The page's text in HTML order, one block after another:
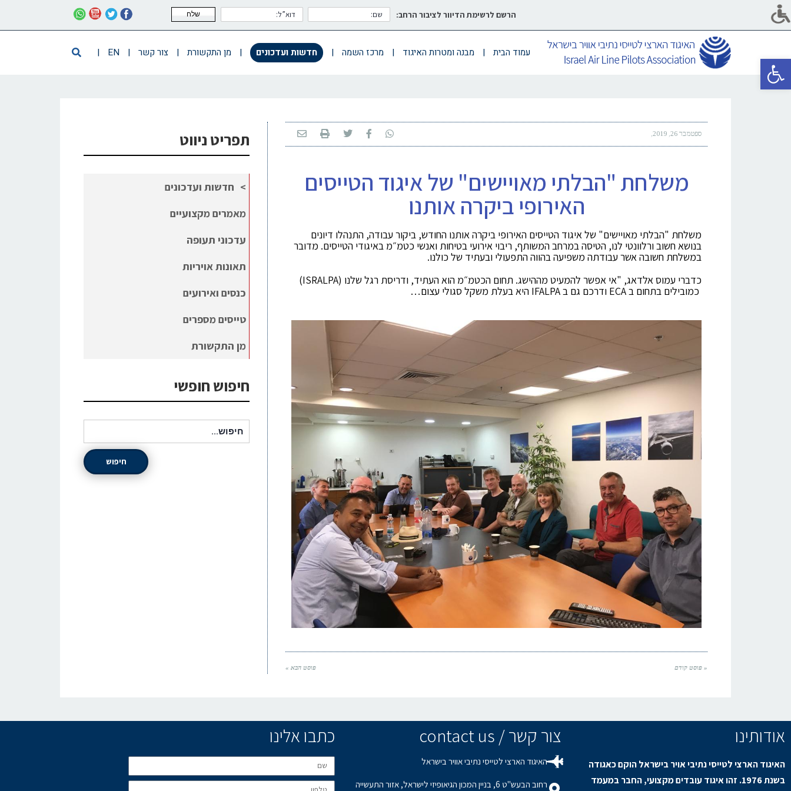
פתח סרגל נגישות
הרשם לרשימת הדיוור לציבור הרחב: שלח
עמוד הבית | מבנה ומטרות האיגוד | מרכז השמה | חדשות ועדכונים | מן התקשורת | צור קשר |
EN
|
ספטמבר 26, 2019
משלחת "הבלתי מאויישים" של איגוד הטייסים
האירופי ביקרה אותנו
משלחת "הבלתי מאויישים" של איגוד הטייסים האירופי ביקרה אותנו החודש, ביקור עבודה, התנהלו דיונים
בנושא חשוב ורלוונטי לנו, הטיסה במרחב המשותף, ריבוי אירועי בטיחות ואנשי כטמ״מ באיגודי הטייסים. מדובר
במשלחת חשובה אשר עבודתה משפיעה בהווה התפעולי ובעתיד של כולנו.
כדברי עמוס אלדאג, "אי אפשר להמעיט מההישג. תחום הכטמ״מ הוא העתיד, ודריסת רגל שלנו (ISRALPA
)
כמובילים בתחום בECA ודרכם גם בIFALPA היא בעלת משקל סגולי עצום…
« פוסט קודם פוסט הבא »
תפריט ניווט
חדשות ועדכונים
מאמרים מקצועיים
עדכוני תעופה
תאונות אויריות
כנסים ואירועים
טייסים מספרים
מן התקשורת
חיפוש חופשי
חיפוש
אודותינו
האיגוד הארצי לטייסי נתיבי אויר בישראל הוקם כאגודה
בשנת 1976. זהו איגוד עובדים מקצועי, החבר במעמד
צור קשר / contact us
האיגוד הארצי לטייסי נתיבי אוויר בישראל
רחוב הבעש"ט 6, בניין המכון הגיאופיזי לישראל, אזור התעשייה
כתבו אלינו